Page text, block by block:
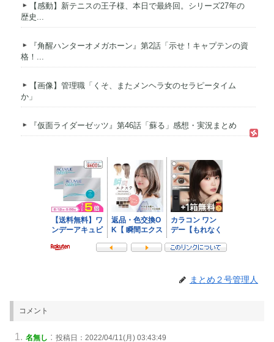
【感動】新テニスの王子様、本日で最終回。シリーズ27年の
歴史...
『角醒ハンターオメガホーン』第2話「示せ！キャプテンの資
格！...
【画像】管理職「くそ、またメンヘラ女のセラピータイム
か」
『仮面ライダーゼッツ』第46話「蘇る」感想・実況まとめ
まとめ２号管理人
コメント
名無し : 投稿日：2022/04/11(月) 03:43:49